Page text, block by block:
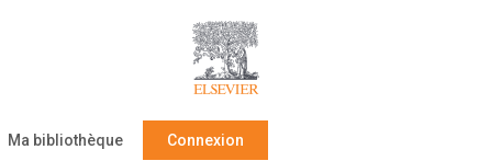
Ma bibliothèque Connexion